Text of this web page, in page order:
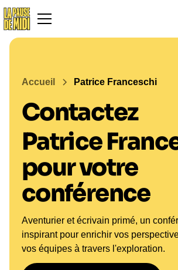
Accueil Patrice Franceschi
Contactez
Patrice
pour votre
conférence
Aventurier et écrivain primé, un
inspirant pour enrichir vos
vos équipes à travers l'exploration.